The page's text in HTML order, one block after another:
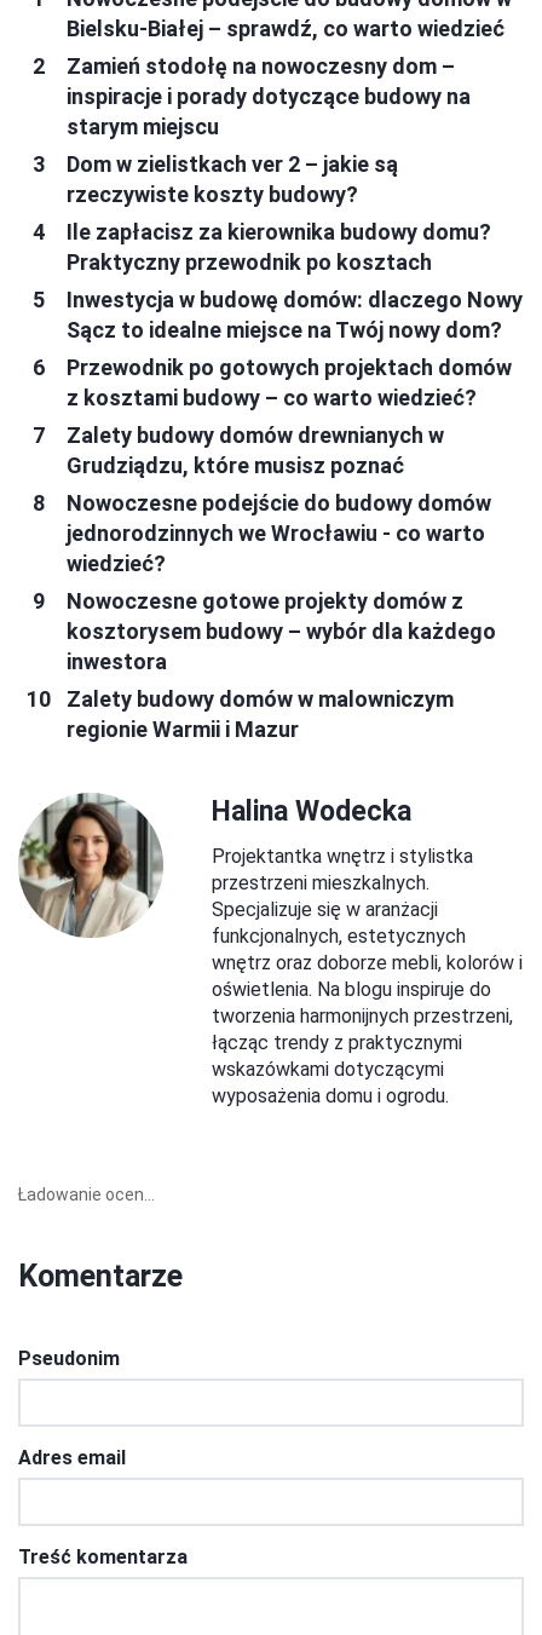
Bielsku-Białej – sprawdź, co warto wiedzieć
Zamień stodołę na nowoczesny dom –
inspiracje i porady dotyczące budowy na
starym miejscu
Dom w zielistkach ver 2 – jakie są
rzeczywiste koszty budowy?
Ile zapłacisz za kierownika budowy domu?
Praktyczny przewodnik po kosztach
Inwestycja w budowę domów: dlaczego Nowy
Sącz to idealne miejsce na Twój nowy dom?
Przewodnik po gotowych projektach domów
z kosztami budowy – co warto wiedzieć?
Zalety budowy domów drewnianych w
Grudziądzu, które musisz poznać
Nowoczesne podejście do budowy domów
jednorodzinnych we Wrocławiu - co warto
wiedzieć?
Nowoczesne gotowe projekty domów z
kosztorysem budowy – wybór dla każdego
inwestora
Zalety budowy domów w malowniczym
regionie Warmii i Mazur
Halina Wodecka
Projektantka wnętrz i stylistka
przestrzeni mieszkalnych.
Specjalizuje się w aranżacji
funkcjonalnych, estetycznych
wnętrz oraz doborze mebli, kolorów i
oświetlenia. Na blogu inspiruje do
tworzenia harmonijnych przestrzeni,
łącząc trendy z praktycznymi
wskazówkami dotyczącymi
wyposażenia domu i ogrodu.
Ładowanie ocen...
Komentarze
Pseudonim
Adres email
Treść komentarza